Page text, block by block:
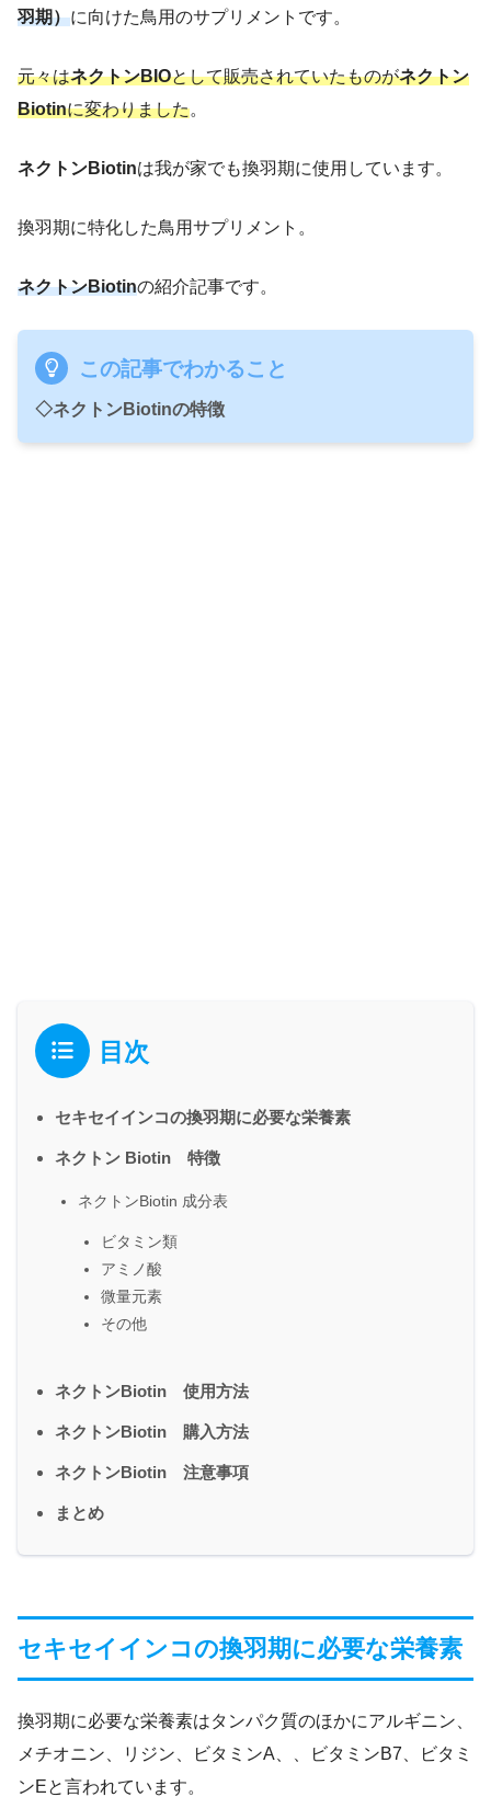
羽期）に向けた鳥用のサプリメントです。
元々はネクトンBIOとして販売されていたものがネクトン
Biotinに変わりました。
ネクトンBiotinは我が家でも換羽期に使用しています。
換羽期に特化した鳥用サプリメント。
ネクトンBiotinの紹介記事です。
この記事でわかること
◇ネクトンBiotinの特徴
目次
セキセイインコの換羽期に必要な栄養素
ネクトン Biotin 特徴
ネクトンBiotin 成分表
ビタミン類
アミノ酸
微量元素
その他
ネクトンBiotin 使用方法
ネクトンBiotin 購入方法
ネクトンBiotin 注意事項
まとめ
セキセイインコの換羽期に必要な栄養素
換羽期に必要な栄養素はタンパク質のほかにアルギニン、
メチオニン、リジン、ビタミンA、、ビタミンB7、ビタミ
ンEと言われています。